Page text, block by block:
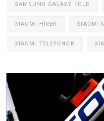
SAMSUNG GALAXY FOLD
XIAOMI HÍREK XIAOMI
XIAOMI TELEFONOK